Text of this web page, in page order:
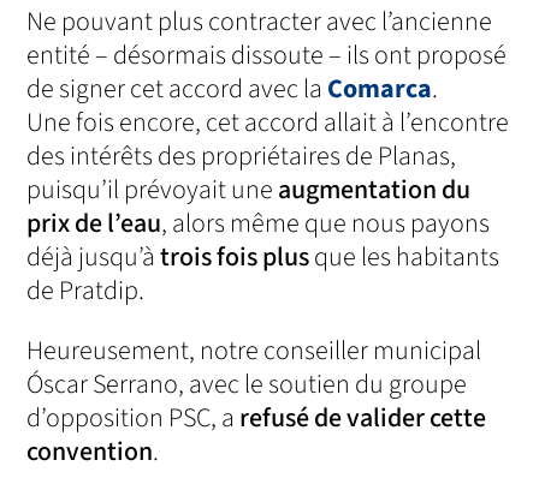
Ne pouvant plus contracter avec l’ancienne
entité – désormais dissoute – ils ont proposé
de signer cet accord avec la Comarca.
Une fois encore, cet accord allait à l’encontre
des intérêts des propriétaires de Planas,
puisqu’il prévoyait uneaugmentation du
prix de l’eau, alors même que nous payons
déjà jusqu’àtrois fois plusque les habitants
de Pratdip.
Heureusement, notre conseiller municipal
Óscar Serrano, avec le soutien du groupe
d’opposition PSC, a refusé de valider cette
convention.